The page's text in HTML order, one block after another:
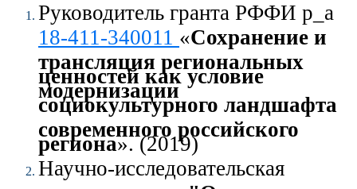
Руководитель гранта РФФИ р_а
18-411-340011 «Сохранение и
трансляция региональных
ценностей как условие
модернизации
социокультурного ландшафта
современного российского
региона». (2019)
Научно-исследовательская